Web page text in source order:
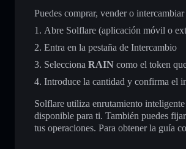
Puedes comprar, vender o intercambiar
Abre Solflare (aplicación móvil o
Entra en la pestaña de Intercambio
Selecciona RAIN como el token
Introduce la cantidad y confirma el
Solflare utiliza enrutamiento
disponible para ti. También puedes fijar
tus operaciones. Para obtener la guía